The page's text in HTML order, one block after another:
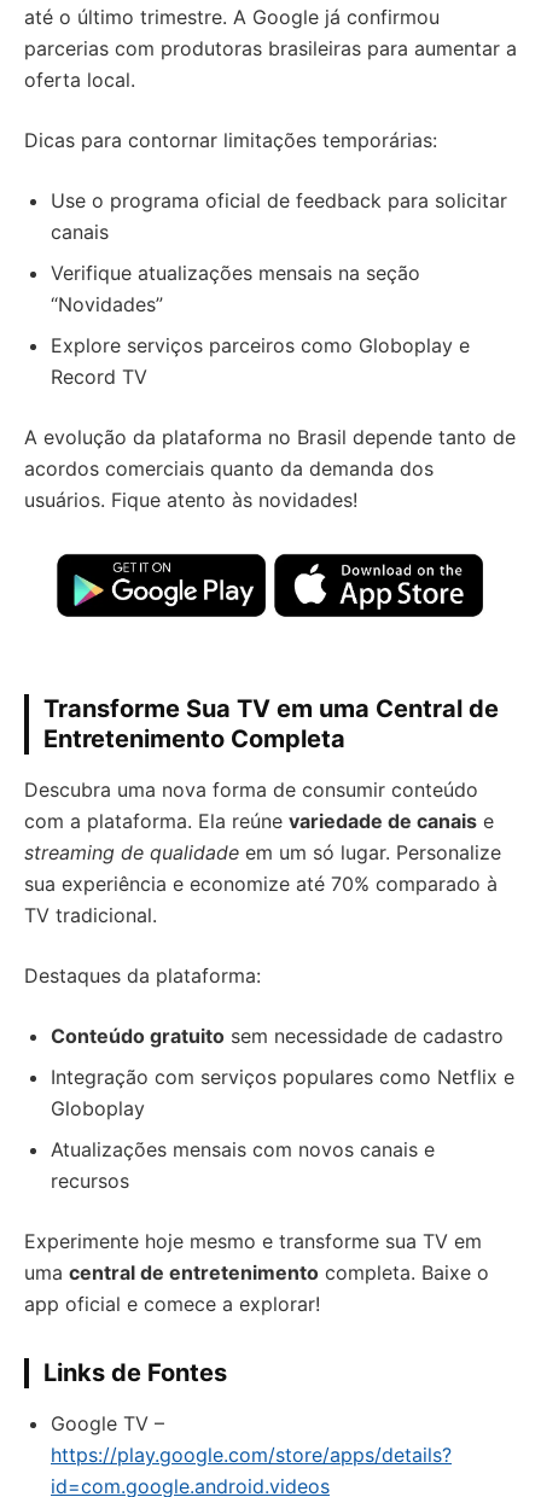
até o último trimestre. A Google já confirmou
parcerias com produtoras brasileiras para aumentar a
oferta local.
Dicas para contornar limitações temporárias:
Use o programa oficial de feedback para solicitar
canais
Verifique atualizações mensais na seção
“Novidades”
Explore serviços parceiros como Globoplay e
Record TV
A evolução da plataforma no Brasil depende tanto de
acordos comerciais quanto da demanda dos
usuários. Fique atento às novidades!
Transforme Sua TV em uma Central de
Entretenimento Completa
Descubra uma nova forma de consumir conteúdo
com a plataforma. Ela reúne variedade de canais e
streaming de qualidade em um só lugar. Personalize
sua experiência e economize até 70% comparado à
TV tradicional.
Destaques da plataforma:
Conteúdo gratuito sem necessidade de cadastro
Integração com serviços populares como Netflix e
Globoplay
Atualizações mensais com novos canais e
recursos
Experimente hoje mesmo e transforme sua TV em
uma central de entretenimento completa. Baixe o
app oficial e comece a explorar!
Links de Fontes
Google TV –
https://play.google.com/store/apps/details?
id=com.google.android.videos